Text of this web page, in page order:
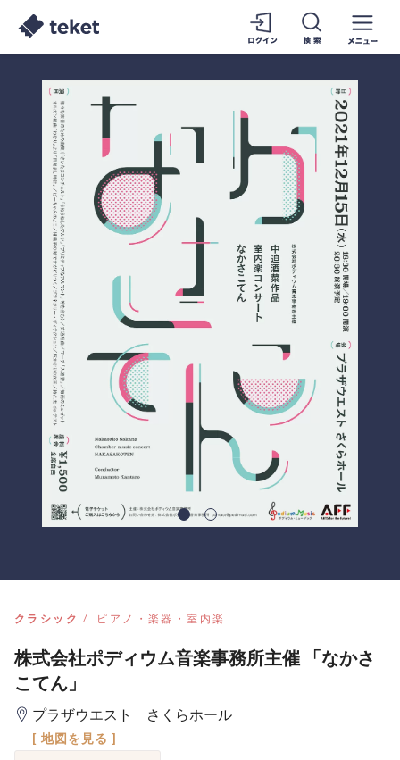
クラシック ピアノ・楽器・室内楽
株式会社ポディウム音楽事務所主催 「なかさ
こてん」
プラザウエスト さくらホール
[ 地図を見る ]